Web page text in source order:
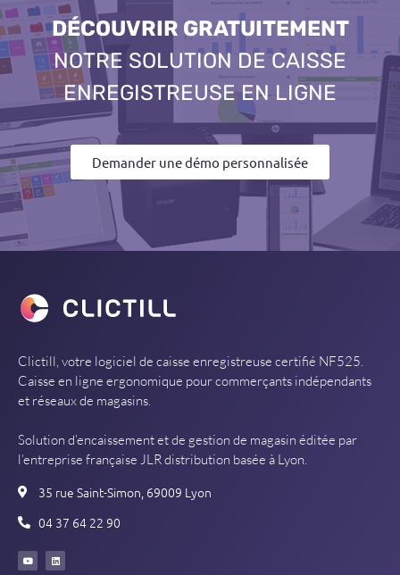
DÉCOUVRIR GRATUITEMENT
NOTRE SOLUTION DE CAISSE
ENREGISTREUSE EN LIGNE
Demander une démo personnalisée
Clictill, votre logiciel de caisse enregistreuse certifié NF525.
Caisse en ligne ergonomique pour commerçants indépendants
et réseaux de magasins.
Solution d’encaissement et de gestion de magasin éditée par
l’entreprise française JLR distribution basée à Lyon.
35 rue Saint-Simon, 69009 Lyon
04 37 64 22 90